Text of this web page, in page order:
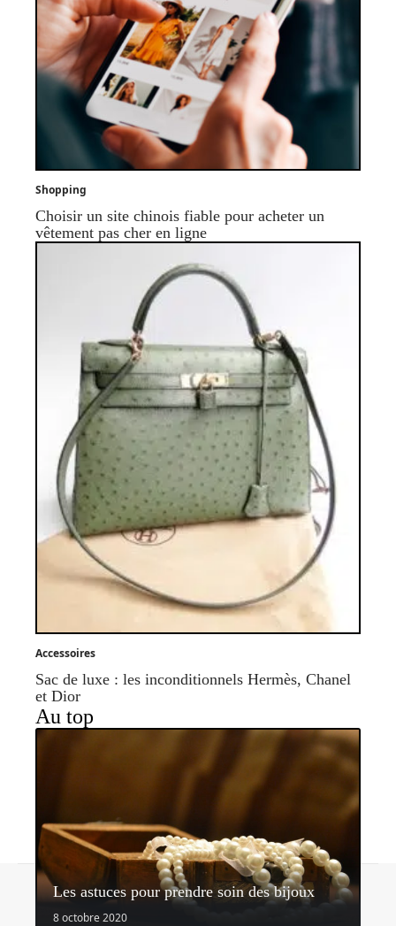
Shopping
Choisir un site chinois fiable pour acheter un
vêtement pas cher en ligne
Accessoires
Sac de luxe : les inconditionnels Hermès, Chanel
et Dior
Au top
Les astuces pour prendre soin des bijoux
8 octobre 2020
Contact Mentions légales Sitemap